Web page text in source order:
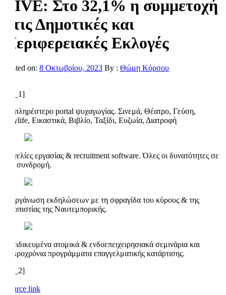
LIVE: Στο 32,1% η συμμετοχή
στις Δημοτικές και
Περιφερειακές Εκλογές
Posted on: 8 Οκτωβρίου, 2023 By : Θώμη Κόρσου
[ad_1]
Το πληρέστερο portal ψυχαγωγίας. Σινεμά, Θέατρο, Γεύση,
Citylife, Εικαστικά, Βιβλίο, Ταξίδι, Ευζωία, Διατροφή
Αγγελίες εργασίας & recruitment software. Όλες οι δυνατότητες σε
μία συνδρομή.
Διοργάνωση εκδηλώσεων με τη σφραγίδα του κύρους & της
αξιοπιστίας της Ναυτεμπορικής.
Εξειδικευμένα ατομικά & ενδοεπειχειρησιακά σεμινάρια και
μακροχρόνια προγράμματα επαγγελματικής κατάρτισης.
[ad_2]
Source link